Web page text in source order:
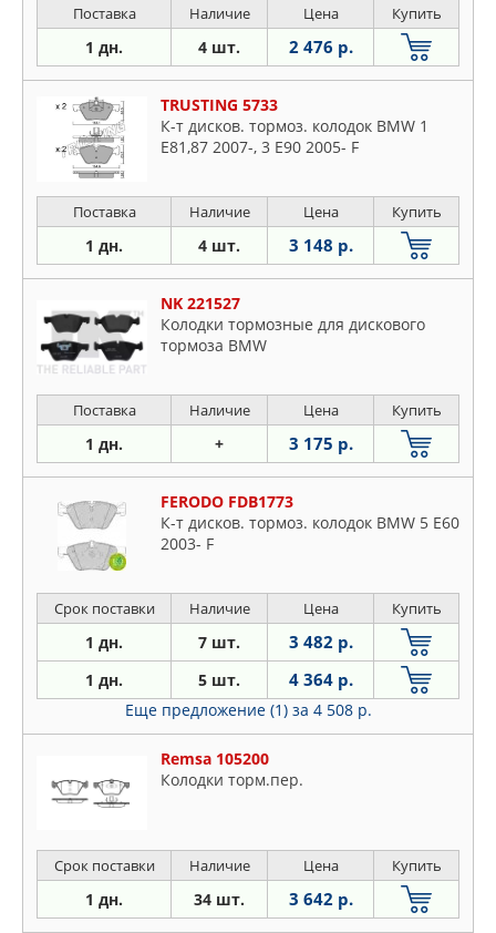
Поставка Наличие Цена Купить
1 дн. 4 шт. 2 476 р.
TRUSTING 5733
К-т дисков. тормоз. колодок BMW 1
E81,87 2007-, 3 E90 2005- F
Поставка Наличие Цена Купить
1 дн. 4 шт. 3 148 р.
NK 221527
Колодки тормозные для дискового
тормоза BMW
Поставка Наличие Цена Купить
1 дн. + 3 175 р.
FERODO FDB1773
К-т дисков. тормоз. колодок BMW 5 E60
2003- F
Срок поставки Наличие Цена Купить
1 дн. 7 шт. 3 482 р.
1 дн. 5 шт. 4 364 р.
Еще предложение (1) за 4 508 р.
Remsa 105200
Колодки торм.пер.
Срок поставки Наличие Цена Купить
1 дн. 34 шт. 3 642 р.